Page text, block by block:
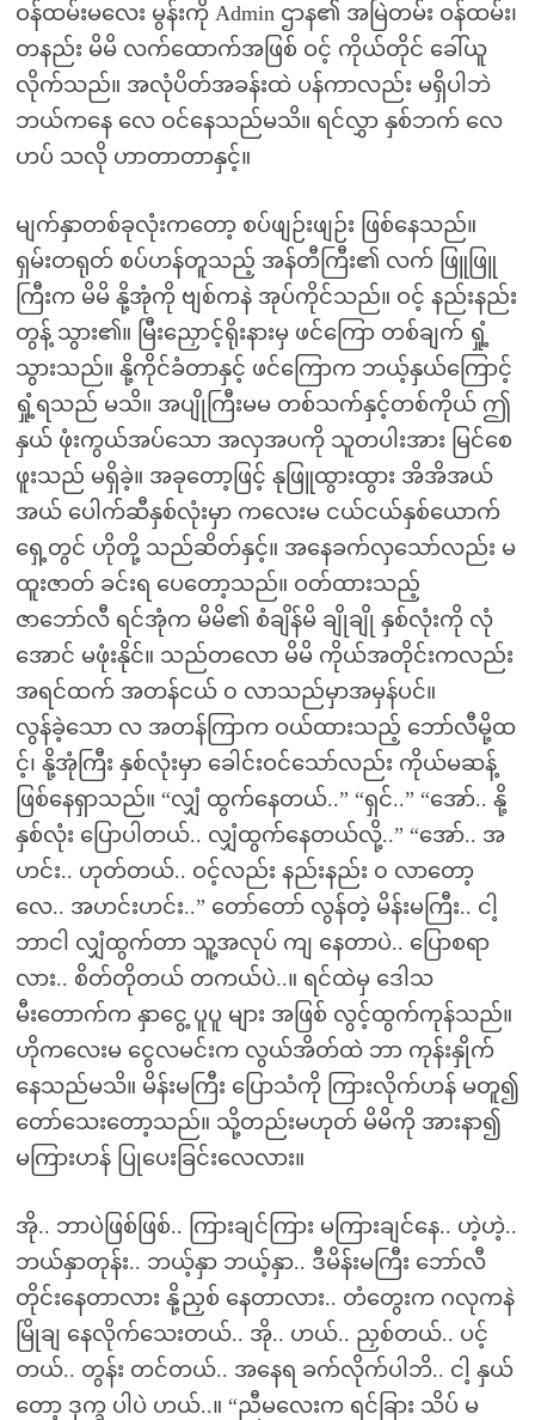
ဝန်ထမ်းမလေး မွန်းကို Admin ဌာန၏ အမြဲတမ်း ဝန်ထမ်း၊
တနည်း မိမိ လက်ထောက်အဖြစ် ဝင့် ကိုယ်တိုင် ခေါ်ယူ
လိုက်သည်။ အလုံပိတ်အခန်းထဲ ပန်ကာလည်း မရှိပါဘဲ
ဘယ်ကနေ လေ ဝင်နေသည်မသိ။ ရင်လွှာ နှစ်ဘက် လေ
ဟပ် သလို ဟာတာတာနှင့်။
မျက်နှာတစ်ခုလုံးကတော့ စပ်ဖျဉ်းဖျဉ်း ဖြစ်နေသည်။
ရှမ်းတရုတ် စပ်ဟန်တူသည့် အန်တီကြီး၏ လက် ဖြူဖြူ
ကြီးက မိမိ နို့အုံကို ဗျစ်ကနဲ အုပ်ကိုင်သည်။ ဝင့် နည်းနည်း
တွန့် သွား၏။ မြီးညှောင့်ရိုးနားမှ ဖင်ကြော တစ်ချက် ရှုံ့
သွားသည်။ နို့ကိုင်ခံတာနှင့် ဖင်ကြောက ဘယ့်နှယ်ကြောင့်
ရှုံ့ရသည် မသိ။ အပျိုကြီးမမ တစ်သက်နှင့်တစ်ကိုယ် ဤ
နှယ် ဖုံးကွယ်အပ်သော အလှအပကို သူတပါးအား မြင်စေ
ဖူးသည် မရှိခဲ့။ အခုတော့ဖြင့် နုဖြူထွားထွား အိအိအယ်
အယ် ပေါက်ဆီနှစ်လုံးမှာ ကလေးမ ငယ်ငယ်နှစ်ယောက်
ရှေ့တွင် ဟိုတို့ သည်ဆိတ်နှင့်။ အနေခက်လှသော်လည်း မ
ထူးဇာတ် ခင်းရ ပေတော့သည်။ ဝတ်ထားသည့်
ဇာဘော်လီ ရင်အုံက မိမိ၏ စံချိန်မိ ချိုချို နှစ်လုံးကို လုံ
အောင် မဖုံးနိုင်။ သည်တလော မိမိ ကိုယ်အတိုင်းကလည်း
အရင်ထက် အတန်ငယ် ၀ လာသည်မှာအမှန်ပင်။
လွန်ခဲ့သော လ အတန်ကြာက ဝယ်ထားသည့် ဘော်လီမို့ထ
င့်၊ နို့အုံကြီး နှစ်လုံးမှာ ခေါင်းဝင်သော်လည်း ကိုယ်မဆန့်
ဖြစ်နေရှာသည်။ “လျှံ ထွက်နေတယ်..” “ရှင်..” “အော်.. နို့
နှစ်လုံး ပြောပါတယ်.. လျှံထွက်နေတယ်လို့..” “အော်.. အ
ဟင်း.. ဟုတ်တယ်.. ဝင့်လည်း နည်းနည်း ၀ လာတော့
လေ.. အဟင်းဟင်း..” တော်တော် လွန်တဲ့ မိန်းမကြီး.. ငါ့
ဘာငါ လျှံထွက်တာ သူ့အလုပ် ကျ နေတာပဲ.. ပြောစရာ
လား.. စိတ်တိုတယ် တကယ်ပဲ..။ ရင်ထဲမှ ဒေါသ
မီးတောက်က နှာငွေ့ ပူပူ များ အဖြစ် လွင့်ထွက်ကုန်သည်။
ဟိုကလေးမ ငွေလမင်းက လွယ်အိတ်ထဲ ဘာ ကုန်းနှိုက်
နေသည်မသိ။ မိန်းမကြီး ပြောသံကို ကြားလိုက်ဟန် မတူ၍
တော်သေးတော့သည်။ သို့တည်းမဟုတ် မိမိကို အားနာ၍
မကြားဟန် ပြုပေးခြင်းလေလား။
အို.. ဘာပဲဖြစ်ဖြစ်.. ကြားချင်ကြား မကြားချင်နေ.. ဟဲ့ဟဲ့..
ဘယ်နှာတုန်း.. ဘယ့်နှာ ဘယ့်နှာ.. ဒီမိန်းမကြီး ဘော်လီ
တိုင်းနေတာလား နို့ညှစ် နေတာလား.. တံတွေးက ဂလုကနဲ
မြိုချ နေလိုက်သေးတယ်.. အို.. ဟယ်.. ညှစ်တယ်.. ပင့်
တယ်.. တွန်း တင်တယ်.. အနေရ ခက်လိုက်ပါဘိ.. ငါ့ နှယ်
တော့ ဒုက္ခ ပါပဲ ဟယ်..။ “ညီမလေးက ရင်ခြား သိပ် မ